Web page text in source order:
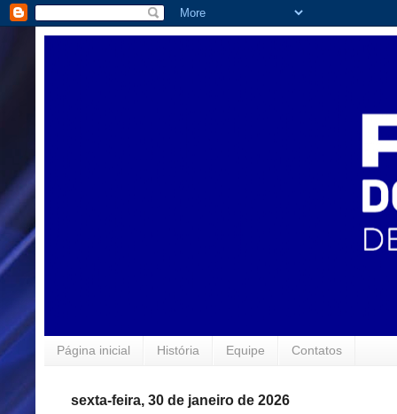
Página inicial História Equipe Contatos
sexta-feira, 30 de janeiro de 2026